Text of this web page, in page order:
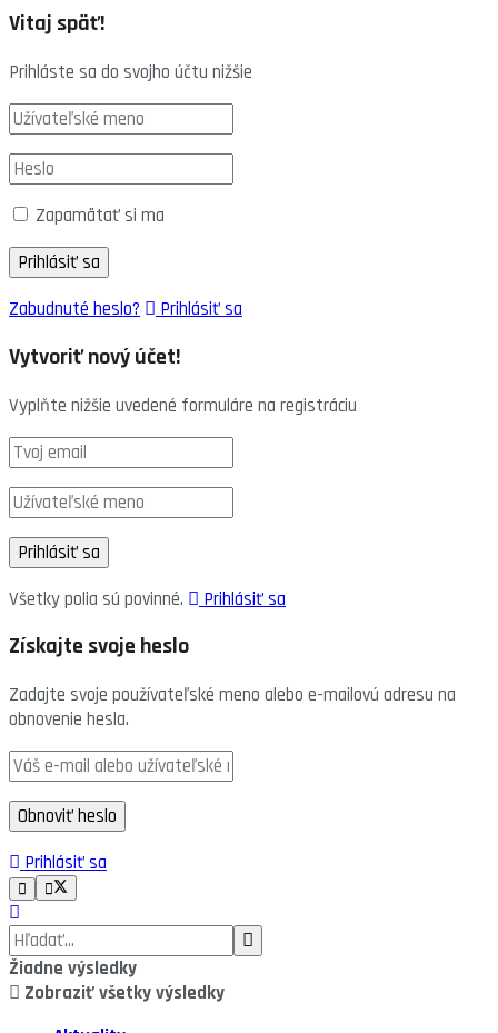
Vitaj späť!
Prihláste sa do svojho účtu nižšie
Zapamätať si ma
Zabudnuté heslo? Prihlásiť sa
Vytvoriť nový účet!
Vyplňte nižšie uvedené formuláre na registráciu
Všetky polia sú povinné. Prihlásiť sa
Získajte svoje heslo
Zadajte svoje používateľské meno alebo e-mailovú adresu na
obnovenie hesla.
Prihlásiť sa
Žiadne výsledky
Zobraziť všetky výsledky